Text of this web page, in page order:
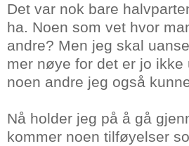
Det var nok bare
ha. Noen som vet hvor
andre? Men jeg skal
mer nøye for det er jo ikke
noen andre jeg også
Nå holder jeg på å gå
kommer noen tilføyelser